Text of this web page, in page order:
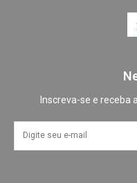
Inscreva-se e receba